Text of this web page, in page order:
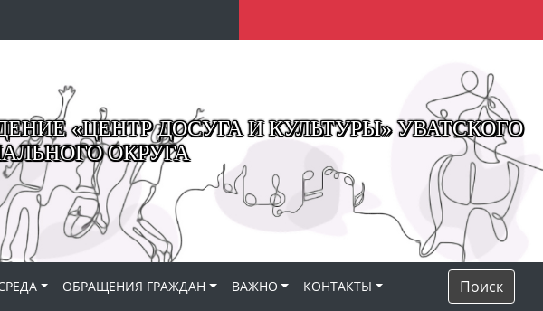
«ЦЕНТР ДОСУГА И КУЛЬТУРЫ» УВАТСКОГО
ОКРУГА
ОБРАЩЕНИЯ ГРАЖДАН ВАЖНО КОНТАКТЫ Поиск